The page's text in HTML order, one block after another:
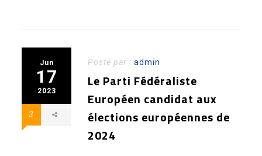
Jun
17
2023
3
Posté par :admin
Le Parti Fédéraliste
Européen candidat aux
élections européennes de
2024